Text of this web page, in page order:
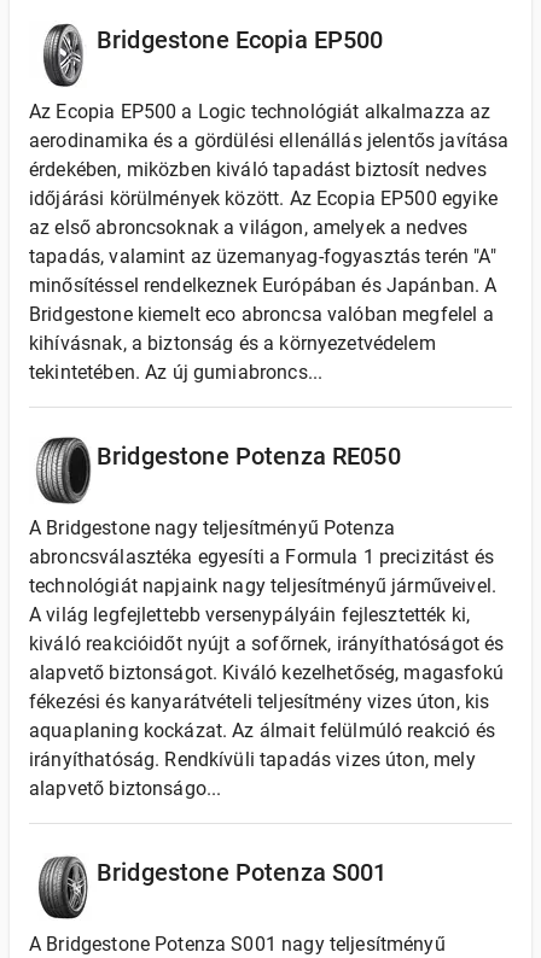
Bridgestone Ecopia EP500
Az Ecopia EP500 a Logic technológiát alkalmazza az
aerodinamika és a gördülési ellenállás jelentős javítása
érdekében, miközben kiváló tapadást biztosít nedves
időjárási körülmények között. Az Ecopia EP500 egyike
az első abroncsoknak a világon, amelyek a nedves
tapadás, valamint az üzemanyag-fogyasztás terén "A"
minősítéssel rendelkeznek Európában és Japánban. A
Bridgestone kiemelt eco abroncsa valóban megfelel a
kihívásnak, a biztonság és a környezetvédelem
tekintetében. Az új gumiabroncs...
Bridgestone Potenza RE050
A Bridgestone nagy teljesítményű Potenza
abroncsválasztéka egyesíti a Formula 1 precizitást és
technológiát napjaink nagy teljesítményű járműveivel.
A világ legfejlettebb versenypályáin fejlesztették ki,
kiváló reakcióidőt nyújt a sofőrnek, irányíthatóságot és
alapvető biztonságot. Kiváló kezelhetőség, magasfokú
fékezési és kanyarátvételi teljesítmény vizes úton, kis
aquaplaning kockázat. Az álmait felülmúló reakció és
irányíthatóság. Rendkívüli tapadás vizes úton, mely
alapvető biztonságo...
Bridgestone Potenza S001
A Bridgestone Potenza S001 nagy teljesítményű